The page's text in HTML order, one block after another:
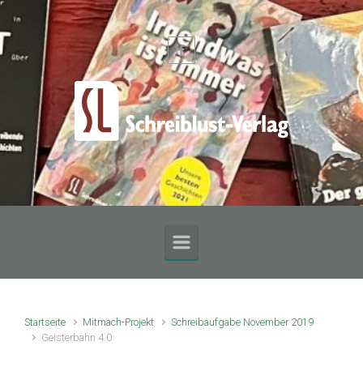
Zum Hauptinhalt springen
Startseite Mitmach-Projekt
Schreibaufgabe November 2019
Geisterbahn 4.0